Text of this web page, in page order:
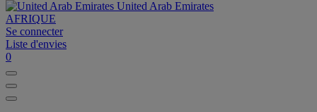
United Arab Emirates
AFRIQUE
Se connecter
Liste d'envies
0